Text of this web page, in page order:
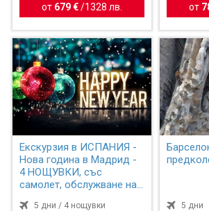
от 679 € / 1328 лв. от
Екскурзия в ИСПАНИЯ -
Нова година в Мадрид -
4 НОЩУВКИ, със
самолет, обслужване на
5 дни / 4 нощувки
5 дни